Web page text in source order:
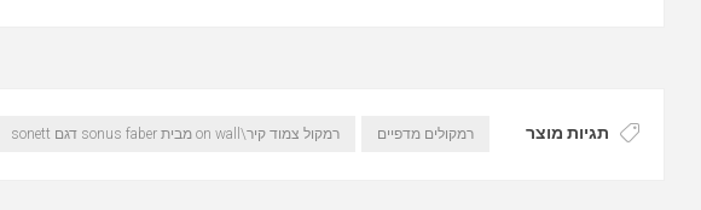
תגיות מוצר רמקולים מדפיים רמקול צמוד קיר\on wall מבית sonus faber דגם sonett